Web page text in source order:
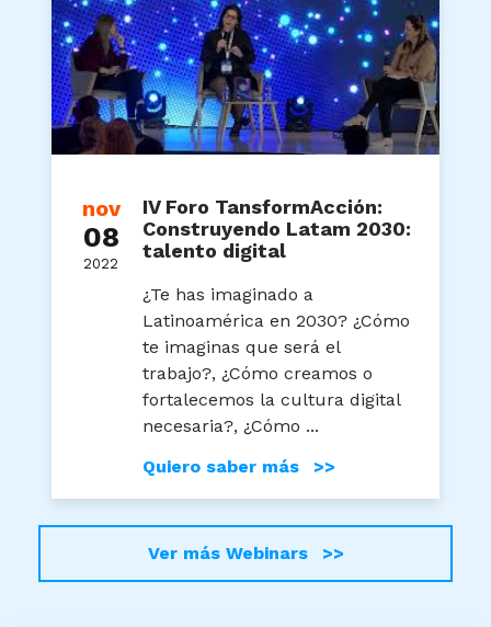
nov
08
2022
IV Foro TansformAcción:
Construyendo Latam 2030:
talento digital
¿Te has imaginado a
Latinoamérica en 2030? ¿Cómo
te imaginas que será el
trabajo?, ¿Cómo creamos o
fortalecemos la cultura digital
necesaria?, ¿Cómo ...
Quiero saber más >>
Ver más Webinars >>